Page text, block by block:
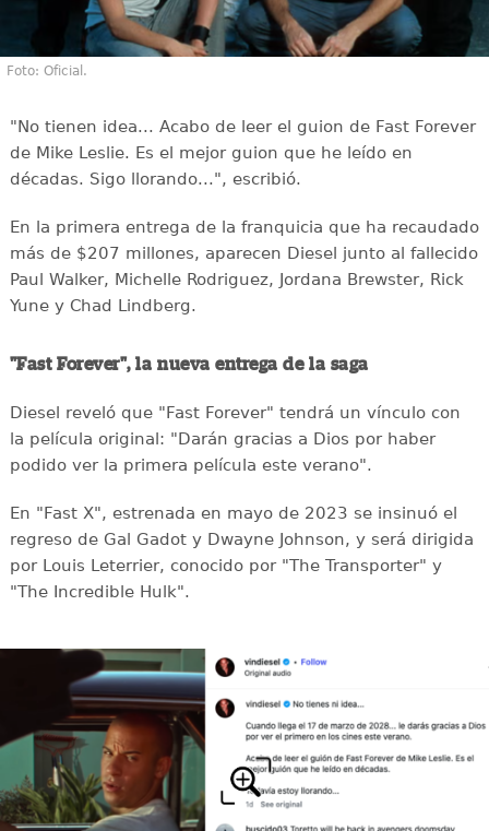
Foto: Oficial.
"No tienen idea... Acabo de leer el guion de Fast Forever
de Mike Leslie. Es el mejor guion que he leído en
décadas. Sigo llorando...", escribió.
En la primera entrega de la franquicia que ha recaudado
más de $207 millones, aparecen Diesel junto al fallecido
Paul Walker, Michelle Rodriguez, Jordana Brewster, Rick
Yune y Chad Lindberg.
"Fast Forever", la nueva entrega de la saga
Diesel reveló que "Fast Forever" tendrá un vínculo con
la película original: "Darán gracias a Dios por haber
podido ver la primera película este verano".
En "Fast X", estrenada en mayo de 2023 se insinuó el
regreso de Gal Gadot y Dwayne Johnson, y será dirigida
por Louis Leterrier, conocido por "The Transporter" y
"The Incredible Hulk".